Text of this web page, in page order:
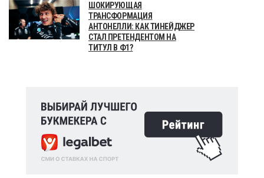
ШОКИРУЮЩАЯ
ТРАНСФОРМАЦИЯ
АНТОНЕЛЛИ: КАК ТИНЕЙДЖЕР
СТАЛ ПРЕТЕНДЕНТОМ НА
ТИТУЛ В Ф1?